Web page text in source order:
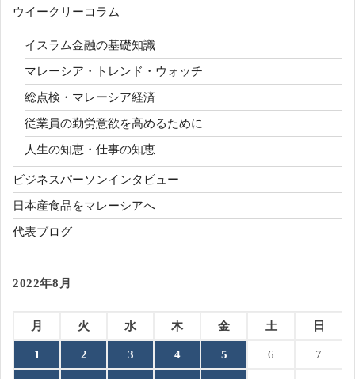
ウイークリーコラム
イスラム金融の基礎知識
マレーシア・トレンド・ウォッチ
総点検・マレーシア経済
従業員の勤労意欲を高めるために
人生の知恵・仕事の知恵
ビジネスパーソンインタビュー
日本産食品をマレーシアへ
代表ブログ
2022年8月
月 火 水 木 金 土 日
1 2 3 4 5 6 7